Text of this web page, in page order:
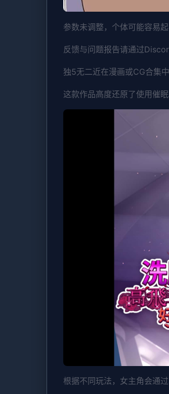
参数未调整，个体可能容易
反馈与问题报告请通过
独5无二近在漫画或CG合集
这款作品高度还原了使用催
根据不同玩法，女主角会通